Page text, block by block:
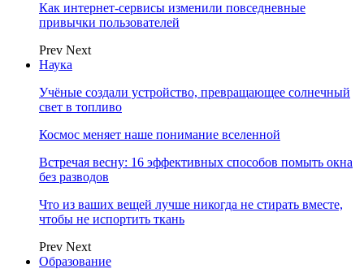
Как интернет-сервисы изменили повседневные
привычки пользователей
Prev Next
Наука
Учёные создали устройство, превращающее солнечный
свет в топливо
Космос меняет наше понимание вселенной
Встречая весну: 16 эффективных способов помыть окна
без разводов
Что из ваших вещей лучше никогда не стирать вместе,
чтобы не испортить ткань
Prev Next
Образование